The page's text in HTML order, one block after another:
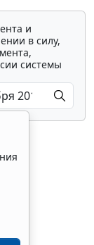
и
в силу,
системы